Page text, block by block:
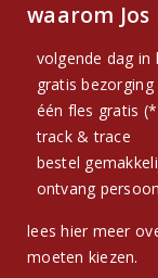
waarom Jos
volgende dag in
gratis
één fles gratis
track & trace
bestel
ontvang
lees hier meer
moeten kiezen.